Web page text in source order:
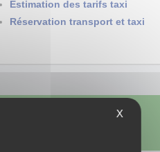
Estimation des tarifs taxi
Réservation transport et taxi
X